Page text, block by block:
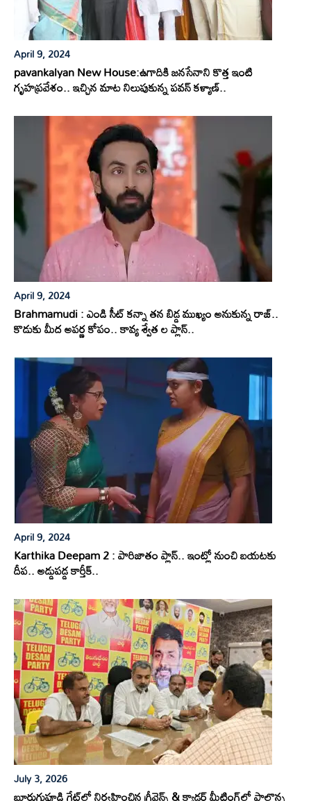
April 9, 2024
pavankalyan New House:ఉగాదికి జనసేనాని కొత్త ఇంటి
గృహప్రవేశం.. ఇచ్చిన మాట నిలుపుకున్న పవన్ కళ్యాణ్..
April 9, 2024
Brahmamudi : ఎండి సీట్ కన్నా తన బిడ్డ ముఖ్యం అనుకున్న రాజ్..
కొడుకు మీద అపర్ణ కోపం.. కావ్య శ్వేత ల ప్లాన్..
April 9, 2024
Karthika Deepam 2 : పారిజాతం ప్లాన్.. ఇంట్లో నుంచి బయటకు
దీప.. అడ్డుపడ్డ కార్తీక్..
July 3, 2026